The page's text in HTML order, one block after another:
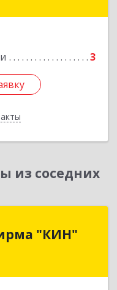
3
из соседних
"КИН"
Фирма "КИН"
г, И.Казака